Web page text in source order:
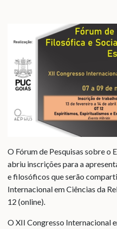
O Fórum de Pesquisas sobre o
abriu inscrições para a
e filosóficos que serão
Internacional em Ciências da
12 (online).
O XII Congresso Internacional